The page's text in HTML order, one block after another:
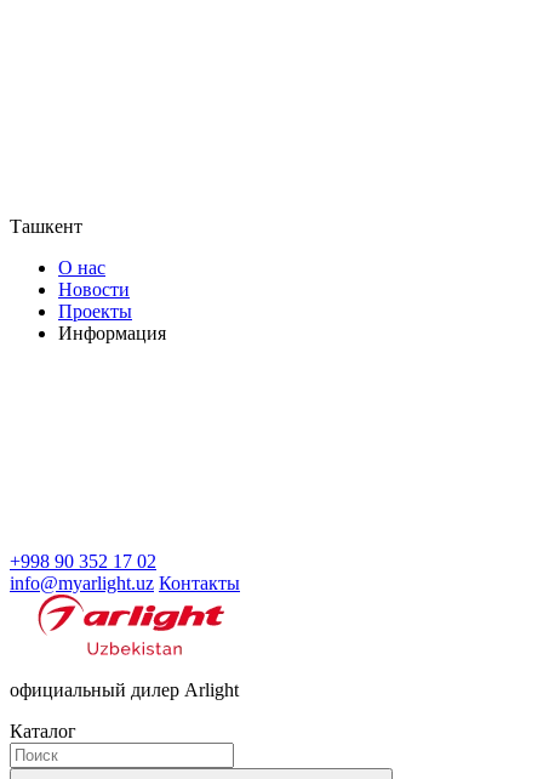
Ташкент
О нас
Новости
Проекты
Информация
+998 90 352 17 02
info@myarlight.uz Контакты
официальный дилер Arlight
Каталог